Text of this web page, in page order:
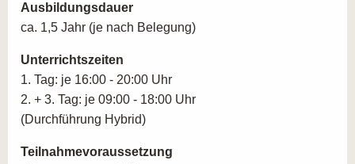
langfristig positive Veränderungen zu erzielen.
ZIELGRUPPEN FÜR DIE AUSBILDUNG
ZUM FACHTHERAPEUTEN FÜR
STRESSBEWÄLTIGUNG UND BURNOUT
PRÄVENTION IN LEIPZIG
Unsere Weiterbildung richtet sich an:
Ausbildungsdauer
ca. 1,5 Jahr (je nach Belegung)
Unterrichtszeiten
1. Tag: je 16:00 - 20:00 Uhr
2. + 3. Tag: je 09:00 - 18:00 Uhr
(Durchführung Hybrid)
Teilnahmevoraussetzung